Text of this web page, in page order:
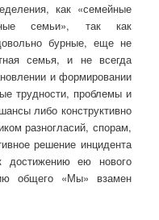
как «семейные
семьи», так как
бурные, еще не
семья, и не всегда
и формировании
трудности, проблемы и
либо конструктивно
разногласий, спорам,
решение инцидента
ею нового
общего «Мы» взамен